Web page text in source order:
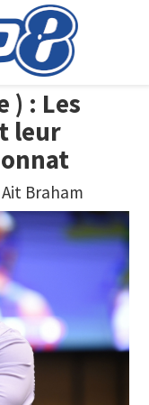
) : Les
leur
Braham